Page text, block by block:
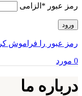
رمز عبور * الزامی
ورود
رمز عبور را فراموش
0 مورد
درباره ما